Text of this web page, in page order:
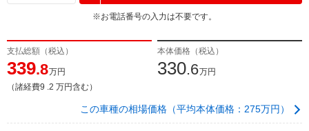
※お電話番号の入力は不要です。
支払総額（税込）
339.8万円
（諸経費9 .2 万円含む）
本体価格（税込）
330.6万円
この車種の相場価格（平均本体価格：275万円）